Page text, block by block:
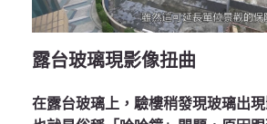
露台玻璃現影像扭曲
在露台玻璃上，驗樓稍發現玻璃出現